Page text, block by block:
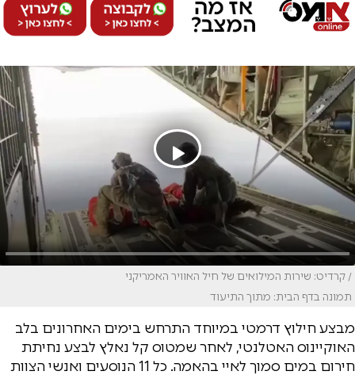
/ קרדיט: שירות המילואים של חיל האוויר האמריקני
תמונה בדף הבית: מתוך התיעוד
מבצע חילוץ דרמטי במיוחד התרחש בימים האחרונים בלב
האוקיינוס האטלנטי, לאחר שמטוס קל נאלץ לבצע נחיתת
חירום במים סמוך לאיי בהאמה. כל 11 הנוסעים ואנשי הצוות